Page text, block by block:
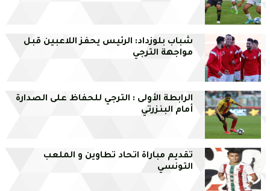
شباب بلوزداد: الرئيس يحفز اللاعبين قبل
مواجهة الترجي
الرابطة الأولى : الترجي للحفاظ على الصدارة
أمام البنزرتي
تقديم مباراة اتحاد تطاوين و الملعب
التونسي